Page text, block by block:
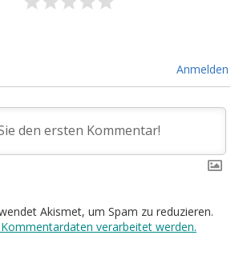
Anmelden
Akismet, um Spam zu reduzieren.
verarbeitet werden.